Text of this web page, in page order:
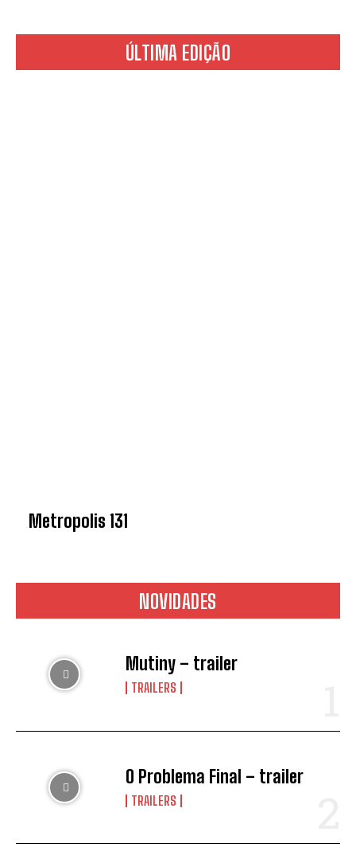
ÚLTIMA EDIÇÃO
Metropolis 131
NOVIDADES
Mutiny – trailer
TRAILERS
O Problema Final – trailer
TRAILERS